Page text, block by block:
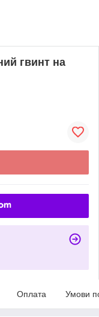
гвинт на
Оплата Умови